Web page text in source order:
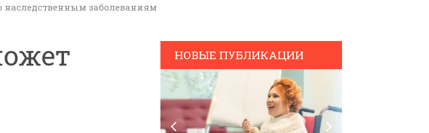
заболеваниям
НОВЫЕ ПУБЛИКАЦИИ